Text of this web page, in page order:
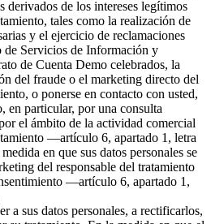
derivados de los intereses legítimos
tales como la realización de
y el ejercicio de reclamaciones
de Servicios de Información y
de Cuenta Demo celebrados, la
del fraude o el marketing directo del
o ponerse en contacto con usted,
en particular, por una consulta
el ámbito de la actividad comercial
—artículo 6, apartado 1, letra
en que sus datos personales se
del responsable del tratamiento
—artículo 6, apartado 1,
a sus datos personales, a rectificarlos,